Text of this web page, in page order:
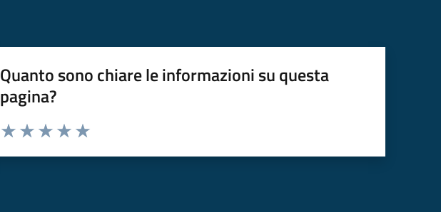
Quanto sono chiare le informazioni su questa
pagina?
Valuta da 1 a 5 stelle la pagina